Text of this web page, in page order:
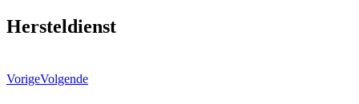
Hersteldienst
VorigeVolgende